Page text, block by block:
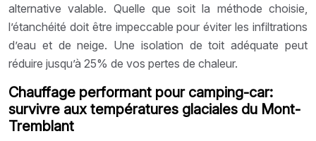
alternative valable. Quelle que soit la méthode choisie,
l’étanchéité doit être impeccable pour éviter les infiltrations
d’eau et de neige. Une isolation de toit adéquate peut
réduire jusqu’à 25% de vos pertes de chaleur.
Chauffage performant pour camping-car:
survivre aux températures glaciales du Mont-
Tremblant